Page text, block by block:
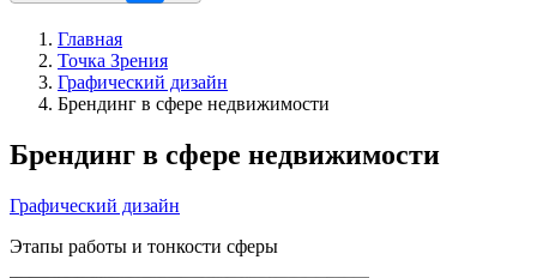
Главная
Точка Зрения
Графический дизайн
Брендинг в сфере недвижимости
Брендинг в сфере недвижимости
Графический дизайн
Этапы работы и тонкости сферы